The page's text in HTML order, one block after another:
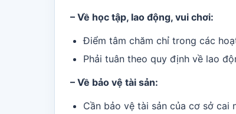
– Về học tập, lao động, vui chơi:
Điểm tâm chăm chỉ trong các
Phải tuân theo quy định về lao
– Về bảo vệ tài sản:
Cần bảo vệ tài sản của cơ sở cai